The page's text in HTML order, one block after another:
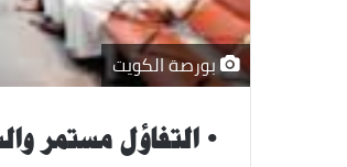
بورصة الكويت
• التفاؤل مستمر